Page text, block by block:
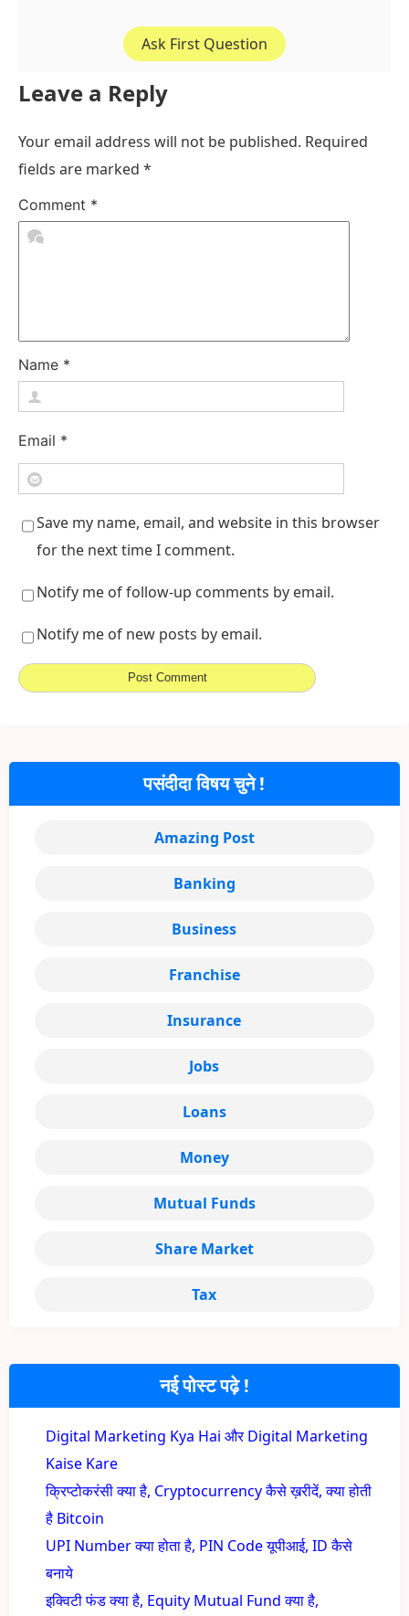
Ask First Question
Leave a Reply
Your email address will not be published. Required
fields are marked *
Comment *
Name *
Email *
Save my name, email, and website in this browser
for the next time I comment.
Notify me of follow-up comments by email.
Notify me of new posts by email.
नई पोस्ट पढ़े !
Digital Marketing Kya Hai और Digital Marketing
Kaise Kare
क्रिप्टोकरंसी क्या है, Cryptocurrency कैसे ख़रीदें, क्या होती
है Bitcoin
UPI Number क्या होता है, PIN Code यूपीआई, ID कैसे
बनाये
इक्विटी फंड क्या है, Equity Mutual Fund क्या है,
पसंदीदा विषय चुने !
Amazing Post
Banking
Business
Franchise
Insurance
Jobs
Loans
Money
Mutual Funds
Share Market
Tax